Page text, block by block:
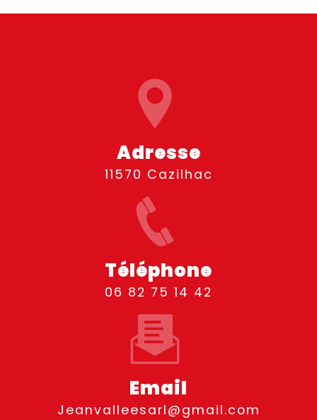
Adresse
11570 Cazilhac
Téléphone
06 82 75 14 42
Email
jeanvalleesarl@gmail.com